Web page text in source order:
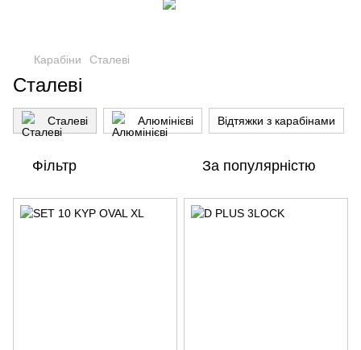
Карабіни Сталеві
Сталеві
Сталеві Алюмінієві Відтяжки з карабінами
Фільтр За популярністю